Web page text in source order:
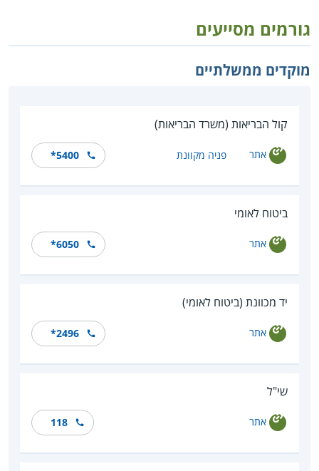
גורמים מסייעים
מוקדים ממשלתיים
קול הבריאות (משרד הבריאות)
אתר פניה מקוונת *5400
ביטוח לאומי
אתר *6050
יד מכוונת (ביטוח לאומי)
אתר *2496
שי"ל
אתר 118